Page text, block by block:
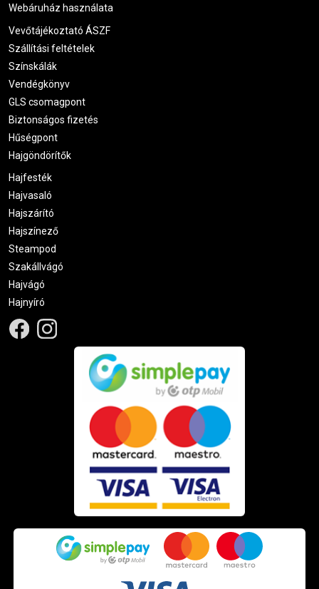
Webáruház használata
Vevőtájékoztató ÁSZF
Szállítási feltételek
Színskálák
Vendégkönyv
GLS csomagpont
Biztonságos fizetés
Hűségpont
Hajgöndörítők
Hajfesték
Hajvasaló
Hajszárító
Hajszínező
Steampod
Szakállvágó
Hajvágó
Hajnyíró